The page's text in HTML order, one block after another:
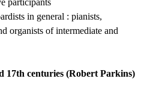
participants
in general : pianists,
organists of intermediate and
17th centuries (Robert Parkins)